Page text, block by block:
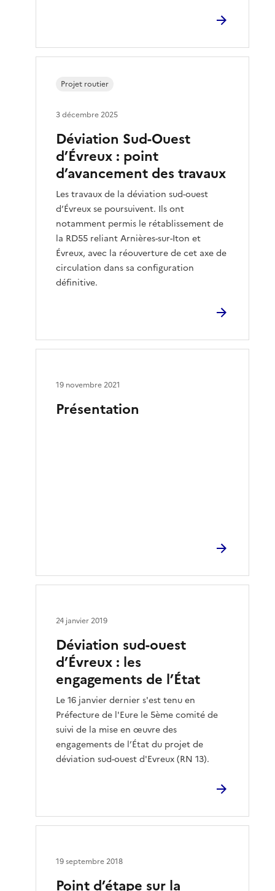
Déviation Sud-Ouest
d’Évreux : point
d’avancement des travaux
Les travaux de la déviation sud-ouest
d’Évreux se poursuivent. Ils ont
notamment permis le rétablissement de
la RD55 reliant Arnières-sur-Iton et
Évreux, avec la réouverture de cet axe de
circulation dans sa configuration
définitive.
Projet routier
3 décembre 2025
Présentation
19 novembre 2021
Déviation sud-ouest
d’Évreux : les
engagements de l’État
Le 16 janvier dernier s'est tenu en
Préfecture de l'Eure le 5ème comité de
suivi de la mise en œuvre des
engagements de l’État du projet de
déviation sud-ouest d'Evreux (RN 13).
24 janvier 2019
Point d’étape sur la
19 septembre 2018